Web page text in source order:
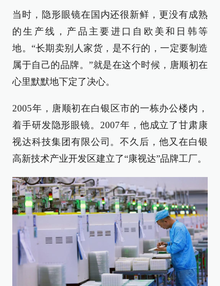
当时，隐形眼镜在国内还很新鲜，更没有成熟
的生产线，产品主要进口自欧美和日韩等
地。“长期卖别人家货，是不行的，一定要制造
属于自己的品牌。”就是在这个时候，唐顺初在
心里默默地下定了决心。
2005年，唐顺初在白银区市的一栋办公楼内，
着手研发隐形眼镜。2007年，他成立了甘肃康
视达科技集团有限公司。不久后，他又在白银
高新技术产业开发区建立了“康视达”品牌工厂。